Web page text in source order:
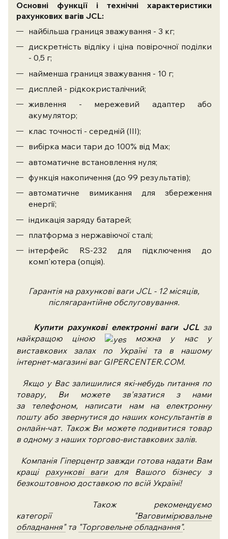
Основні функції і технічні характеристики
рахункових вагів JCL:
найбільша границя зважування - 3 кг;
дискретність відліку і ціна повірочної поділки
- 0,5 г;
найменша границя зважування - 10 г;
дисплей - рідкокристалічний;
живлення - мережевий адаптер або
акумулятор;
клас точності - середній (ІІІ);
вибірка маси тари до 100% від Max;
автоматичне встановлення нуля;
функція накопичення (до 99 результатів);
автоматичне вимикання для збереження
енергії;
індикація заряду батарей;
платформа з нержавіючої сталі;
інтерфейс RS-232 для підключення до
комп'ютера (опція).
Гарантія на рахункові ваги JCL - 12 місяців,
післягарантійне обслуговування.
Купити рахункові електронні ваги JCLза
найкращою ціною
можна у нас у
виставкових залах по Україні та в нашому
інтернет-магазині ваг GIPERCENTER.COM.
Якщо у Вас залишилися які-небудь питання по
товару, Ви можете зв'язатися з нами
за телефоном, написати нам на електронну
пошту або звернутися до наших консультантів в
онлайн-чат. Також Ви можете подивитися товар
в одному з наших торгово-виставкових залів.
Компанія Гіперцентр завжди готова надати Вам
кращі рахункові ваги для Вашого бізнесу з
безкоштовною доставкою по всій Україні!
Також рекомендуємо
категорії
"Ваговимірювальне
обладнання"та "Торговельне обладнання".